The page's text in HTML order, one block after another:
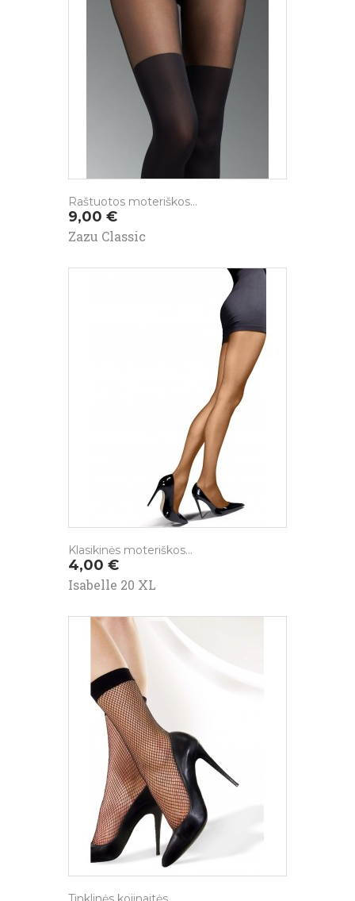
Raštuotos moteriškos...
Kaina
9,00 €
Zazu Classic
Klasikinės moteriškos...
Kaina
4,00 €
Isabelle 20 XL